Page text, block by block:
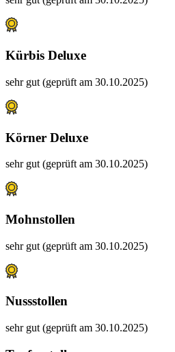
Kürbis Deluxe
sehr gut (geprüft am 30.10.2025)
Körner Deluxe
sehr gut (geprüft am 30.10.2025)
Mohnstollen
sehr gut (geprüft am 30.10.2025)
Nussstollen
sehr gut (geprüft am 30.10.2025)